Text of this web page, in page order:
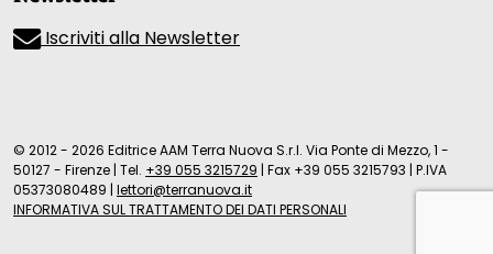
Iscriviti alla Newsletter
© 2012 - 2026 Editrice AAM Terra Nuova S.r.l. Via Ponte di Mezzo, 1 -
50127 - Firenze | Tel. +39 055 3215729 | Fax +39 055 3215793 | P.IVA
05373080489 | lettori@terranuova.it
INFORMATIVA SUL TRATTAMENTO DEI DATI PERSONALI